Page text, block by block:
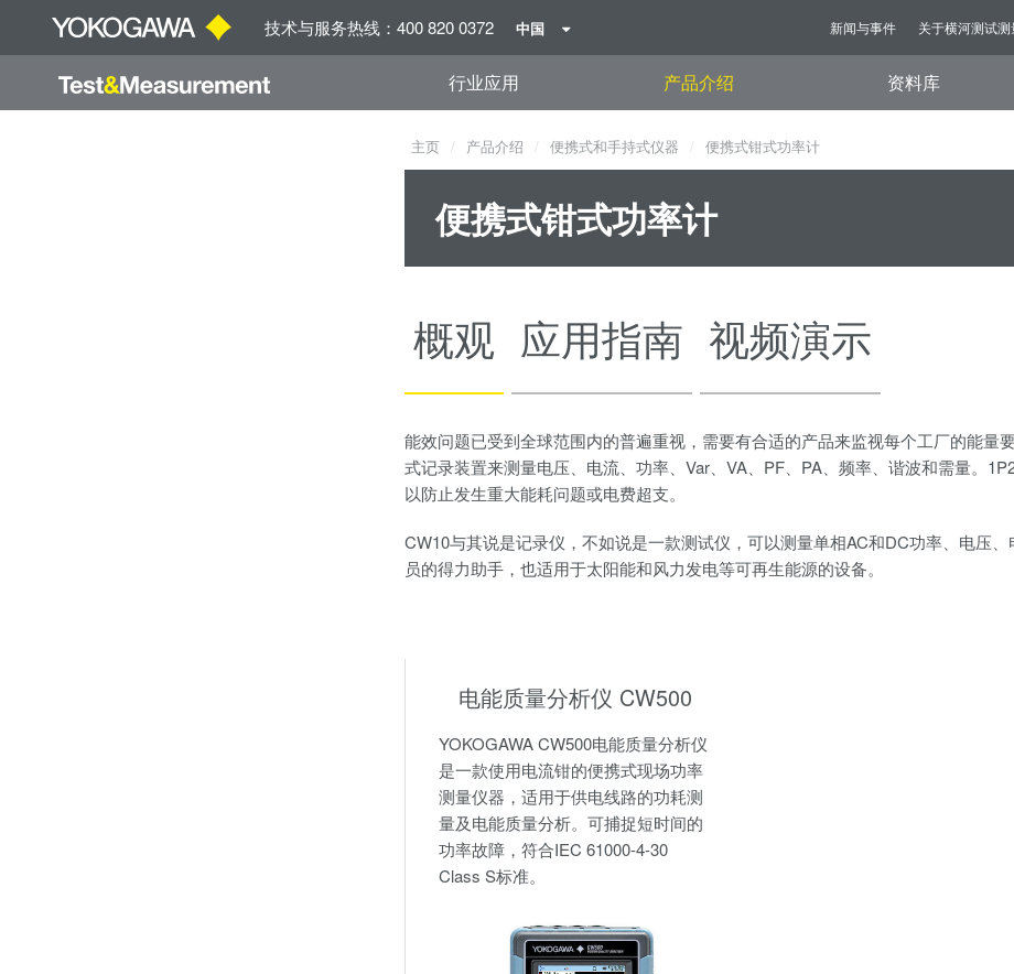
技术与服务热线：400 820 0372 中国 新闻与事件 关于横河测试测
行业应用 产品介绍 资料库
主页 产品介绍 便携式和手持式仪器 便携式钳式功率计
便携式钳式功率计
概观 应用指南 视频演示
能效问题已受到全球范围内的普遍重视，需要有合适的产品来监视每个工厂的能量
式记录装置来测量电压、电流、功率、Var、VA、PF、PA、频率、谐波和需量。
以防止发生重大能耗问题或电费超支。
CW10与其说是记录仪，不如说是一款测试仪，可以测量单相AC和DC功率、电压
员的得力助手，也适用于太阳能和风力发电等可再生能源的设备。
电能质量分析仪 CW500
YOKOGAWA CW500电能质量分析仪
是一款使用电流钳的便携式现场功率
测量仪器，适用于供电线路的功耗测
量及电能质量分析。可捕捉短时间的
功率故障，符合IEC 61000-4-30
Class S标准。